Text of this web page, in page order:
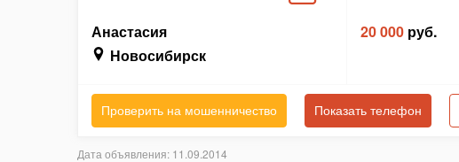
Анастасия
Новосибирск
20 000 руб.
Проверить на мошенничество Показать телефон
Дата объявления: 11.09.2014